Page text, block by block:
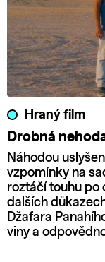
Hraný film
Drobná
Náhodou
vzpomínky na
roztáčí touhu po
dalších
Džafara
viny a